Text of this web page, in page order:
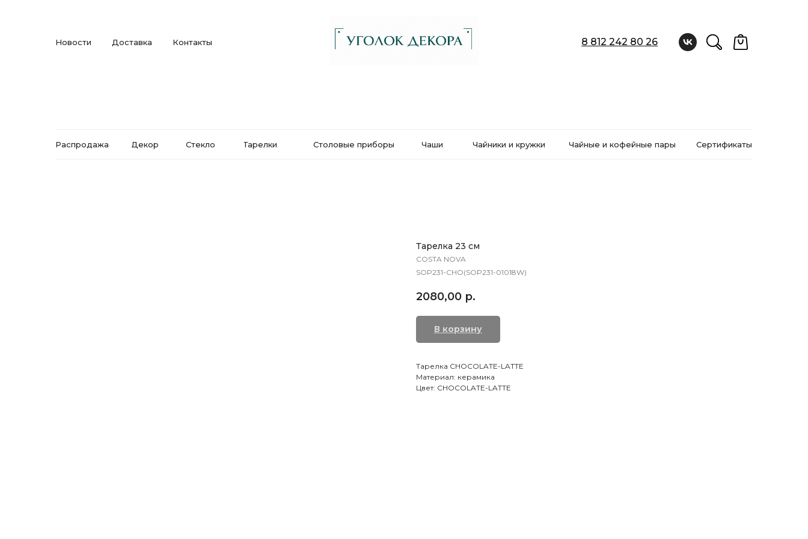
Новости Доставка Контакты 8 812 242 80 26
Распродажа Декор Чайники и кружки
Столовые приборы
Стекло Чайные и кофейные пары Сертификаты
Тарелки Чаши
Тарелка 23 см
COSTA NOVA
SOP231-CHO(SOP231-01018W)
2080,00 р.
В корзину
Тарелка CHOCOLATE-LATTE
Материал: керамика
Цвет: CHOCOLATE-LATTE